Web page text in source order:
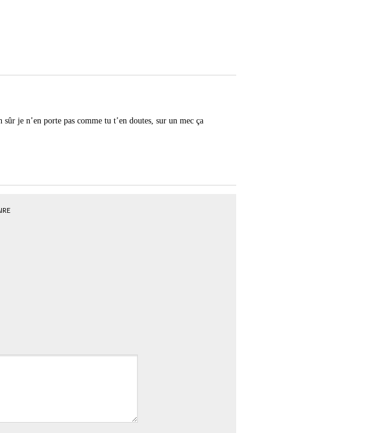
je n’en porte pas comme tu t’en doutes, sur un mec ça